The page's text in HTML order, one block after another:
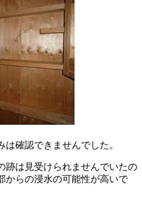
確認できませんでした。
跡は見受けられませんでいたの
からの浸水の可能性が高いで